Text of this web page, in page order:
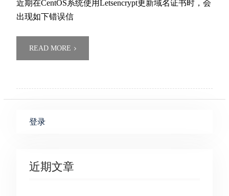
近期在CentOS系统使用Letsencrypt更新域名证书时，会
出现如下错误信
READ MORE
登录
近期文章